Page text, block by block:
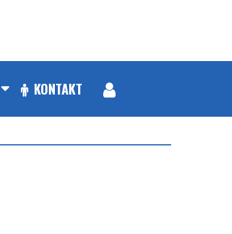
KONTAKT